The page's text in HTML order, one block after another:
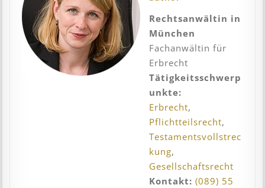
Rechtsanwältin in
München
Fachanwältin für
Erbrecht
Tätigkeitsschwerp
unkte:
Erbrecht,
Pflichtteilsrecht,
Testamentsvollstrec
kung,
Gesellschaftsrecht
Kontakt: (089) 55